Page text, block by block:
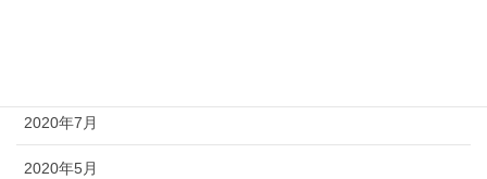
2020年7月
2020年5月